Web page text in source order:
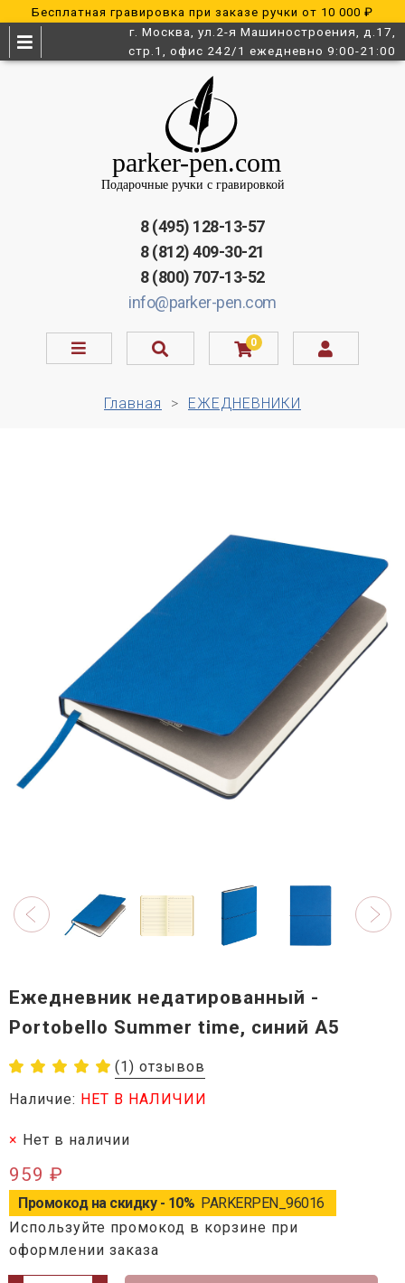
Бесплатная гравировка при заказе ручки от 10 000 ₽
г. Москва, ул.2-я Машиностроения, д.17,
стр.1, офис 242/1 ежедневно 9:00-21:00
8 (495) 128-13-57
8 (812) 409-30-21
8 (800) 707-13-52
info@parker-pen.com
0
Главная ЕЖЕДНЕВНИКИ
Ежедневник недатированный -
Portobello Summer time, синий А5
(1) отзывов
Наличие: НЕТ В НАЛИЧИИ
Нет в наличии
959 ₽
Промокод на скидку - 10% PARKERPEN_96016
Используйте промокод в корзине при
оформлении заказа